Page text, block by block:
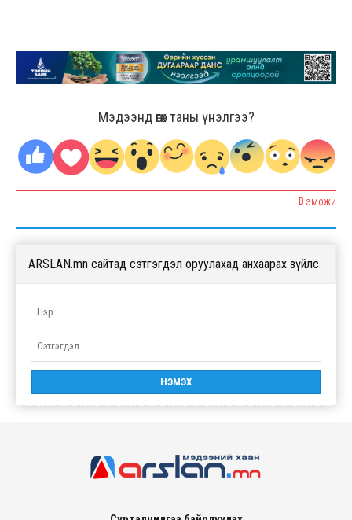
Мэдээнд өгөх таны үнэлгээ?
0 ЭМОЖИ
ARSLAN.mn сайтад сэтгэгдэл оруулахад анхаарах зүйлс